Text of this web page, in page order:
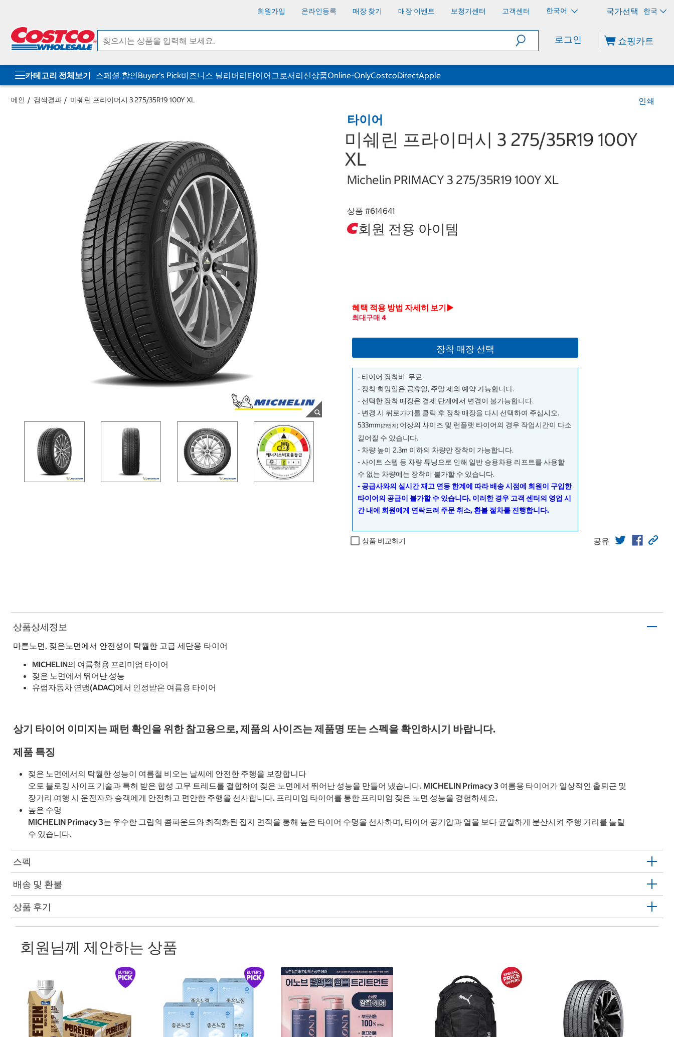
회원가입 온라인등록 매장 찾기 매장 이벤트 보청기센터 고객센터 한국어 한국
로그인 쇼핑카트
카테고리 전체보기 스페셜 할인Buyer's Pick비즈니스 딜리버리타이어그로서리신상품Online-OnlyCostcoDirectApple
메인 검색결과 미쉐린 프라이머시 3 275/35R19 100Y XL 인쇄
타이어
미쉐린 프라이머시 3 275/35R19 100Y
XL
Michelin PRIMACY 3 275/35R19 100Y XL
상품 #614641
회원 전용 아이템
혜택 적용 방법 자세히 보기▶
최대구매 4
장착 매장 선택
- 타이어 장착비: 무료
- 장착 희망일은 공휴일, 주말 제외 예약 가능합니다.
- 선택한 장착 매장은 결제 단계에서 변경이 불가능합니다.
- 변경 시 뒤로가기를 클릭 후 장착 매장을 다시 선택하여 주십시오.
533mm(21인치) 이상의 사이즈 및 런플랫 타이어의 경우 작업시간이 다소
길어질 수 있습니다.
- 차량 높이 2.3m 이하의 차량만 장착이 가능합니다.
- 사이트 스텝 등 차량 튜닝으로 인해 일반 승용차용 리프트를 사용할
수 없는 차량에는 장착이 불가할 수 있습니다.
- 공급사와의 실시간 재고 연동 한계에 따라 배송 시점에 회원이 구입한
타이어의 공급이 불가할 수 있습니다. 이러한 경우 고객 센터의 영업 시
간 내에 회원에게 연락드려 주문 취소, 환불 절차를 진행합니다.
상품 비교하기 공유
상품상세정보
마른노면, 젖은노면에서 안전성이 탁월한 고급 세단용 타이어
MICHELIN의 여름철용 프리미엄 타이어
젖은 노면에서 뛰어난 성능
유럽자동차 연맹(ADAC)에서 인정받은 여름용 타이어
상기 타이어 이미지는 패턴 확인을 위한 참고용으로, 제품의 사이즈는 제품명 또는 스펙을 확인하시기 바랍니다.
제품 특징
젖은 노면에서의 탁월한 성능이 여름철 비오는 날씨에 안전한 주행을 보장합니다
오토 블로킹 사이프 기술과 특허 받은 합성 고무 트레드를 결합하여 젖은 노면에서 뛰어난 성능을 만들어 냈습니다. MICHELIN Primacy 3 여름용 타이어가 일상적인 출퇴근 및
장거리 여행 시 운전자와 승객에게 안전하고 편안한 주행을 선사합니다. 프리미엄 타이어를 통한 프리미엄 젖은 노면 성능을 경험하세요.
높은 수명
MICHELIN Primacy 3는 우수한 그립의 콤파운드와 최적화된 접지 면적을 통해 높은 타이어 수명을 선사하며, 타이어 공기압과 열을 보다 균일하게 분산시켜 주행 거리를 늘릴
수 있습니다.
스펙
배송 및 환불
상품 후기
회원님께 제안하는 상품